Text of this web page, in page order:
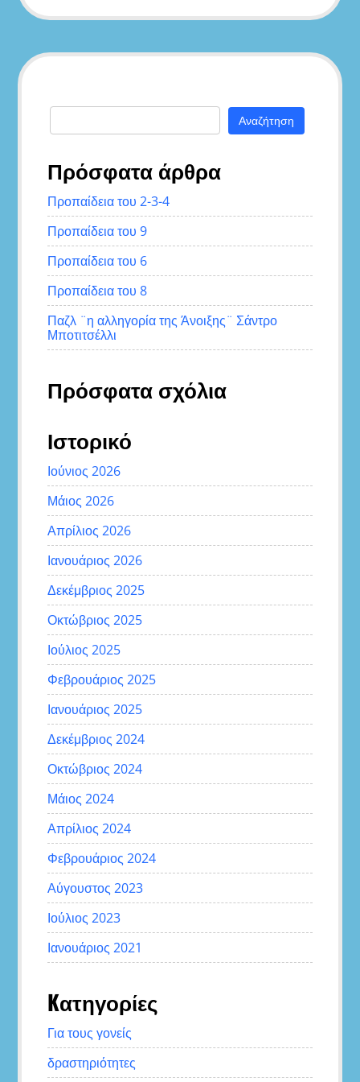
Αναζήτηση
Πρόσφατα άρθρα
Προπαίδεια του 2-3-4
Προπαίδεια του 9
Προπαίδεια του 6
Προπαίδεια του 8
Παζλ ¨η αλληγορία της Άνοιξης¨ Σάντρο
Μποτιτσέλλι
Πρόσφατα σχόλια
Ιστορικό
Ιούνιος 2026
Μάιος 2026
Απρίλιος 2026
Ιανουάριος 2026
Δεκέμβριος 2025
Οκτώβριος 2025
Ιούλιος 2025
Φεβρουάριος 2025
Ιανουάριος 2025
Δεκέμβριος 2024
Οκτώβριος 2024
Μάιος 2024
Απρίλιος 2024
Φεβρουάριος 2024
Αύγουστος 2023
Ιούλιος 2023
Ιανουάριος 2021
Kατηγορίες
Για τους γονείς
δραστηριότητες